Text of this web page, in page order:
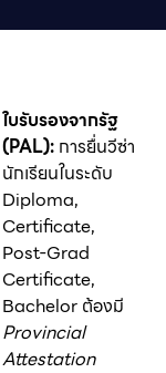
ใบรับรองจากรัฐ
(PAL): การยื่นวีซ่า
นักเรียนในระดับ
Diploma,
Certificate,
Post-Grad
Certificate,
Bachelor ต้องมี
Provincial
Attestation